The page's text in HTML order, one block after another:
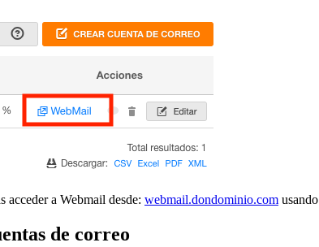
acceder a Webmail desde: webmail.dondominio.com
de correo